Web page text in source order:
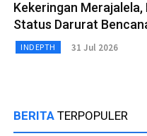
Kekeringan
Status Darurat
INDEPTH 31 Jul 2026
BERITA TERPOPULER